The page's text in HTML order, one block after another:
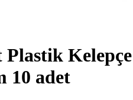
Plastik Kelepçe
10 adet